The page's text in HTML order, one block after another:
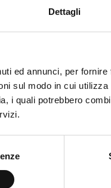
Dettagli
ed annunci, per
sul modo in cui
i quali potrebbero
digitalizzazione, ICT
di rifiuti